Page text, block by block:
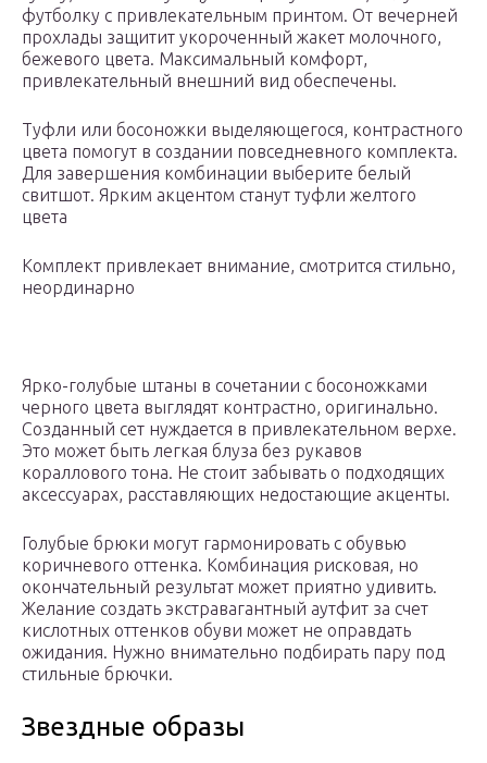
футболку с привлекательным принтом. От вечерней
прохлады защитит укороченный жакет молочного,
бежевого цвета. Максимальный комфорт,
привлекательный внешний вид обеспечены.
Туфли или босоножки выделяющегося, контрастного
цвета помогут в создании повседневного комплекта.
Для завершения комбинации выберите белый
свитшот. Ярким акцентом станут туфли желтого
цвета
Комплект привлекает внимание, смотрится стильно,
неординарно
Ярко-голубые штаны в сочетании с босоножками
черного цвета выглядят контрастно, оригинально.
Созданный сет нуждается в привлекательном верхе.
Это может быть легкая блуза без рукавов
кораллового тона. Не стоит забывать о подходящих
аксессуарах, расставляющих недостающие акценты.
Голубые брюки могут гармонировать с обувью
коричневого оттенка. Комбинация рисковая, но
окончательный результат может приятно удивить.
Желание создать экстравагантный аутфит за счет
кислотных оттенков обуви может не оправдать
ожидания. Нужно внимательно подбирать пару под
стильные брючки.
Звездные образы